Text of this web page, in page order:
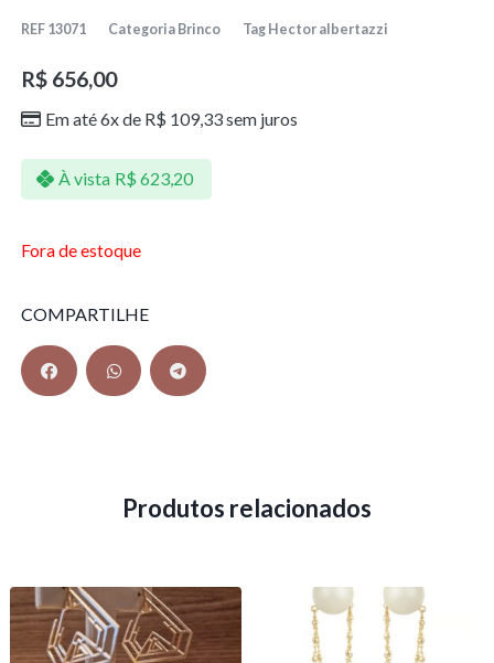
REF 13071 Categoria Brinco Tag Hector albertazzi
R$656,00
Em até 6x de R$ 109,33sem juros
À vista R$ 623,20
Fora de estoque
COMPARTILHE
Produtos relacionados